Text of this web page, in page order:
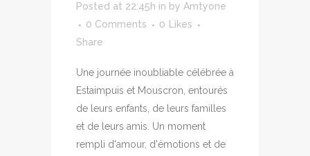
Posted at 22:45h in by Amtyone
0 Comments
0 Likes
Share
Une journée inoubliable célébrée à
Estaimpuis et Mouscron, entourés
de leurs enfants, de leurs familles
et de leurs amis. Un moment
rempli d'amour, d'émotions et de